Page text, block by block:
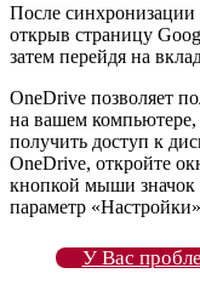
После
открыв страницу
затем перейдя на
OneDrive позволяет
на вашем
получить доступ к
OneDrive, откройте
кнопкой мыши значок
параметр
У Вас